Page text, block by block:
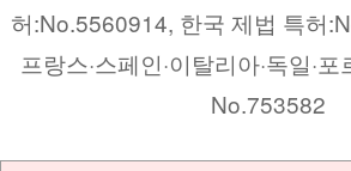
허:No.5560914, 한국 제법 특허
프랑스·스페인·이탈리아·독일·
No.753582